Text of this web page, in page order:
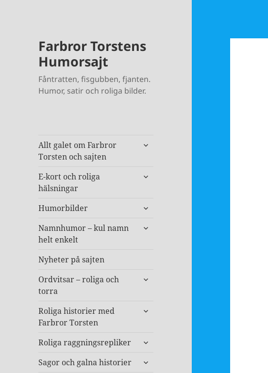
Farbror Torstens
Humorsajt
Fåntratten, fisgubben, fjanten.
Humor, satir och roliga bilder.
Allt galet om Farbror
Torsten och sajten
expandera
E-kort och roliga
hälsningar
expandera
Humorbilder
expandera
Namnhumor – kul namn
helt enkelt
expandera
Nyheter på sajten
Ordvitsar – roliga och
torra
expandera
Roliga historier med
Farbror Torsten
expandera
Roliga raggningsrepliker
expandera
Sagor och galna historier
expandera